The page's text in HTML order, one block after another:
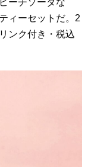
ーチソーダな
ィーセットだ。2
ンク付き・税込